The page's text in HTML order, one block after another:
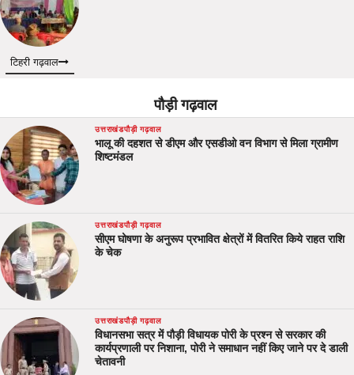
टिहरी गढ़वाल
पौड़ी गढ़वाल
उत्तराखंडपौड़ी गढ़वाल
भालू की दहशत से डीएम और एसडीओ वन विभाग से मिला ग्रामीण
शिष्टमंडल
उत्तराखंडपौड़ी गढ़वाल
सीएम घोषणा के अनुरूप प्रभावित क्षेत्रों में वितरित किये राहत राशि
के चेक
उत्तराखंडपौड़ी गढ़वाल
विधानसभा सत्र में पौड़ी विधायक पोरी के प्रश्न से सरकार की
कार्यप्रणाली पर निशाना, पोरी ने समाधान नहीं किए जाने पर दे डाली
चेतावनी